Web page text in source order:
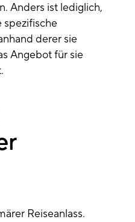
Anders ist lediglich,
spezifische
derer sie
Angebot für sie
Reiseanlass.